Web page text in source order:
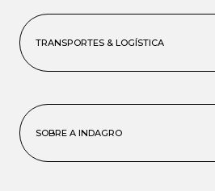
TRANSPORTES & LOGÍSTICA
SOBRE A INDAGRO